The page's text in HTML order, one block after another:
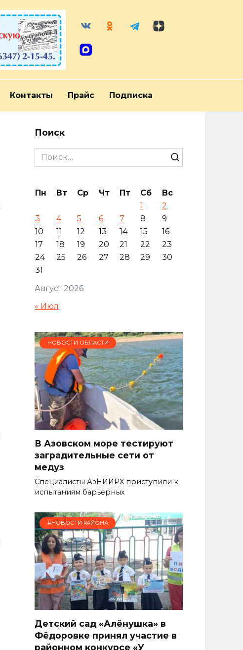
Контакты Прайс Подписка
Поиск
Search
for:
Август 2026
Пн Вт Ср Чт Пт Сб
Вс
1
2
3
4 5 6 7 8
9
10
11 12 13 14 15
16
17
18 19 20 21 22
23
24
25 26 27 28 29
30
31
« Июл
НОВОСТИ ОБЛАСТИ
В Азовском море тестируют
заградительные сети от
медуз
Специалисты АзНИИРХ приступили к
испытаниям барьерных
#НОВОСТИ РАЙОНА
Детский сад «Алёнушка» в
Фёдоровке принял участие в
районном конкурсе «У